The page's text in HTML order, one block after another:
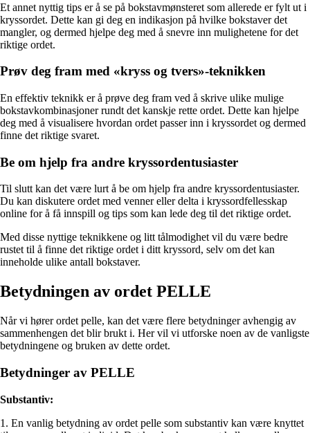
Et annet nyttig tips er å se på bokstavmønsteret som allerede er fylt ut i
kryssordet. Dette kan gi deg en indikasjon på hvilke bokstaver det
mangler, og dermed hjelpe deg med å snevre inn mulighetene for det
riktige ordet.
Prøv deg fram med «kryss og tvers»-teknikken
En effektiv teknikk er å prøve deg fram ved å skrive ulike mulige
bokstavkombinasjoner rundt det kanskje rette ordet. Dette kan hjelpe
deg med å visualisere hvordan ordet passer inn i kryssordet og dermed
finne det riktige svaret.
Be om hjelp fra andre kryssordentusiaster
Til slutt kan det være lurt å be om hjelp fra andre kryssordentusiaster.
Du kan diskutere ordet med venner eller delta i kryssordfellesskap
online for å få innspill og tips som kan lede deg til det riktige ordet.
Med disse nyttige teknikkene og litt tålmodighet vil du være bedre
rustet til å finne det riktige ordet i ditt kryssord, selv om det kan
inneholde ulike antall bokstaver.
Betydningen av ordet PELLE
Når vi hører ordet pelle, kan det være flere betydninger avhengig av
sammenhengen det blir brukt i. Her vil vi utforske noen av de vanligste
betydningene og bruken av dette ordet.
Betydninger av PELLE
Substantiv:
1. En vanlig betydning av ordet pelle som substantiv kan være knyttet